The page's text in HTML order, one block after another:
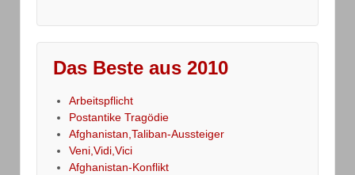
Das Beste aus 2010
Arbeitspflicht
Postantike Tragödie
Afghanistan,Taliban-Aussteiger
Veni,Vidi,Vici
Afghanistan-Konflikt